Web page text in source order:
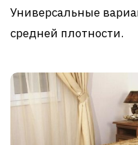
Универсальные
средней плотности.